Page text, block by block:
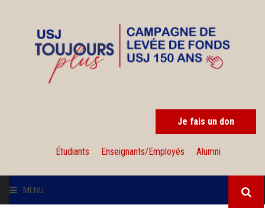
Je fais un don
Étudiants Enseignants/Employés Alumni
MENU